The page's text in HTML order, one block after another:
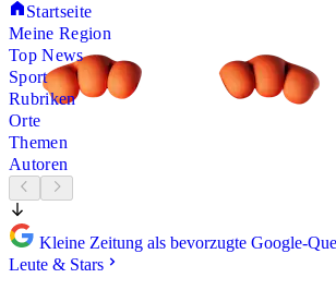
Startseite
Meine Region
Top News
Sport
Rubriken
Orte
Themen
Autoren
Kleine Zeitung als bevorzugte Google-
Leute & Stars